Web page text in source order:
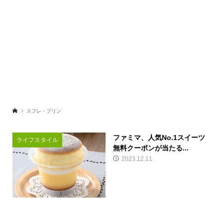
スフレ・プリン
ライフスタイル
ファミマ、人気No.1スイーツ
無料クーポンが当たる...
2023.12.11